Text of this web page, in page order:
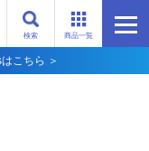
商品一覧
検索
こちら ＞